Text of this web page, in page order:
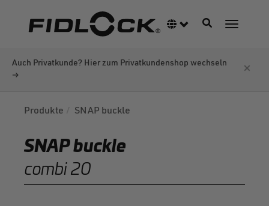
Sprachumschalter
Navigation
Auch Privatkunde? Hier zum Privatkundenshop wechseln
→
×
Produkte SNAP buckle
SNAP buckle
combi 20